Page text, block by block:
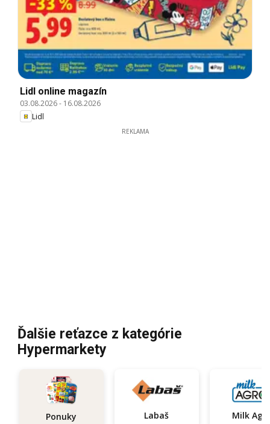
Lidl online magazín
03.08.2026- 16.08.2026
Lidl
REKLAMA
Ďalšie reťazce z kategórie
Hypermarkety
Ponuky Labaš Milk